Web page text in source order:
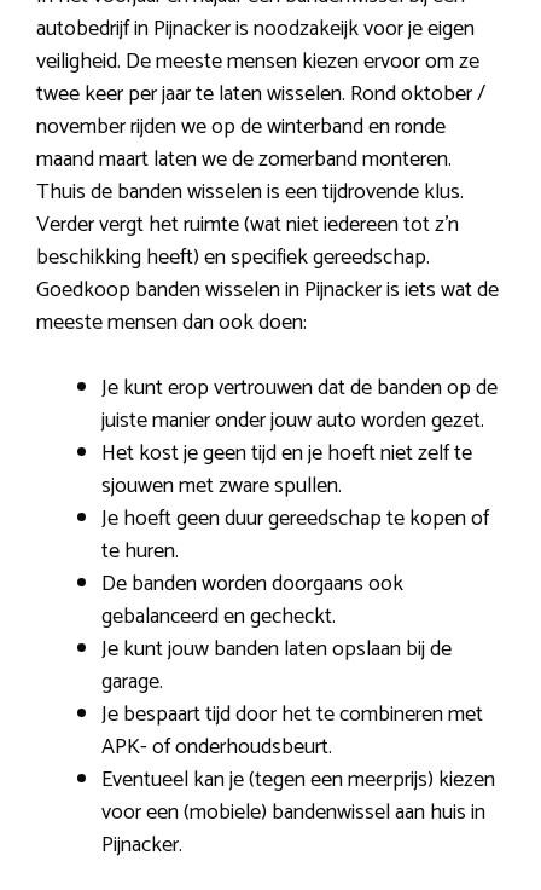
autobedrijf in Pijnacker is noodzakeijk voor je eigen
veiligheid. De meeste mensen kiezen ervoor om ze
twee keer per jaar te laten wisselen. Rond oktober /
november rijden we op de winterband en ronde
maand maart laten we de zomerband monteren.
Thuis de banden wisselen is een tijdrovende klus.
Verder vergt het ruimte (wat niet iedereen tot z’n
beschikking heeft) en specifiek gereedschap.
Goedkoop banden wisselen in Pijnacker is iets wat de
meeste mensen dan ook doen:
Je kunt erop vertrouwen dat de banden op de
juiste manier onder jouw auto worden gezet.
Het kost je geen tijd en je hoeft niet zelf te
sjouwen met zware spullen.
Je hoeft geen duur gereedschap te kopen of
te huren.
De banden worden doorgaans ook
gebalanceerd en gecheckt.
Je kunt jouw banden laten opslaan bij de
garage.
Je bespaart tijd door het te combineren met
APK- of onderhoudsbeurt.
Eventueel kan je (tegen een meerprijs) kiezen
voor een (mobiele) bandenwissel aan huis in
Pijnacker.